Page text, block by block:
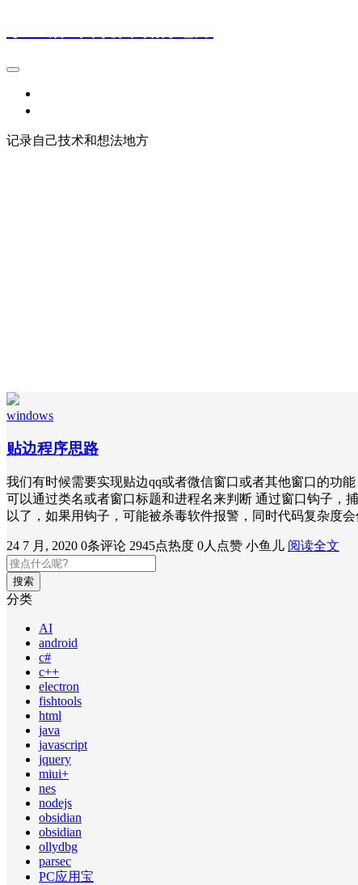
记录自己技术和想法地方
windows
贴边程序思路
我们有时候需要实现贴边qq或者微信窗口或者其他窗口的功
可以通过类名或者窗口标题和进程名来判断 通过窗口钩子，
以了，如果用钩子，可能被杀毒软件报警，同时代码复杂度会
24 7 月, 2020 0条评论 2945点热度 0人点赞 小鱼儿 阅读全文
搜索
分类
AI
android
c#
c++
electron
fishtools
html
java
javascript
jquery
miui+
nes
nodejs
obsidian
obsidian
ollydbg
parsec
PC应用宝